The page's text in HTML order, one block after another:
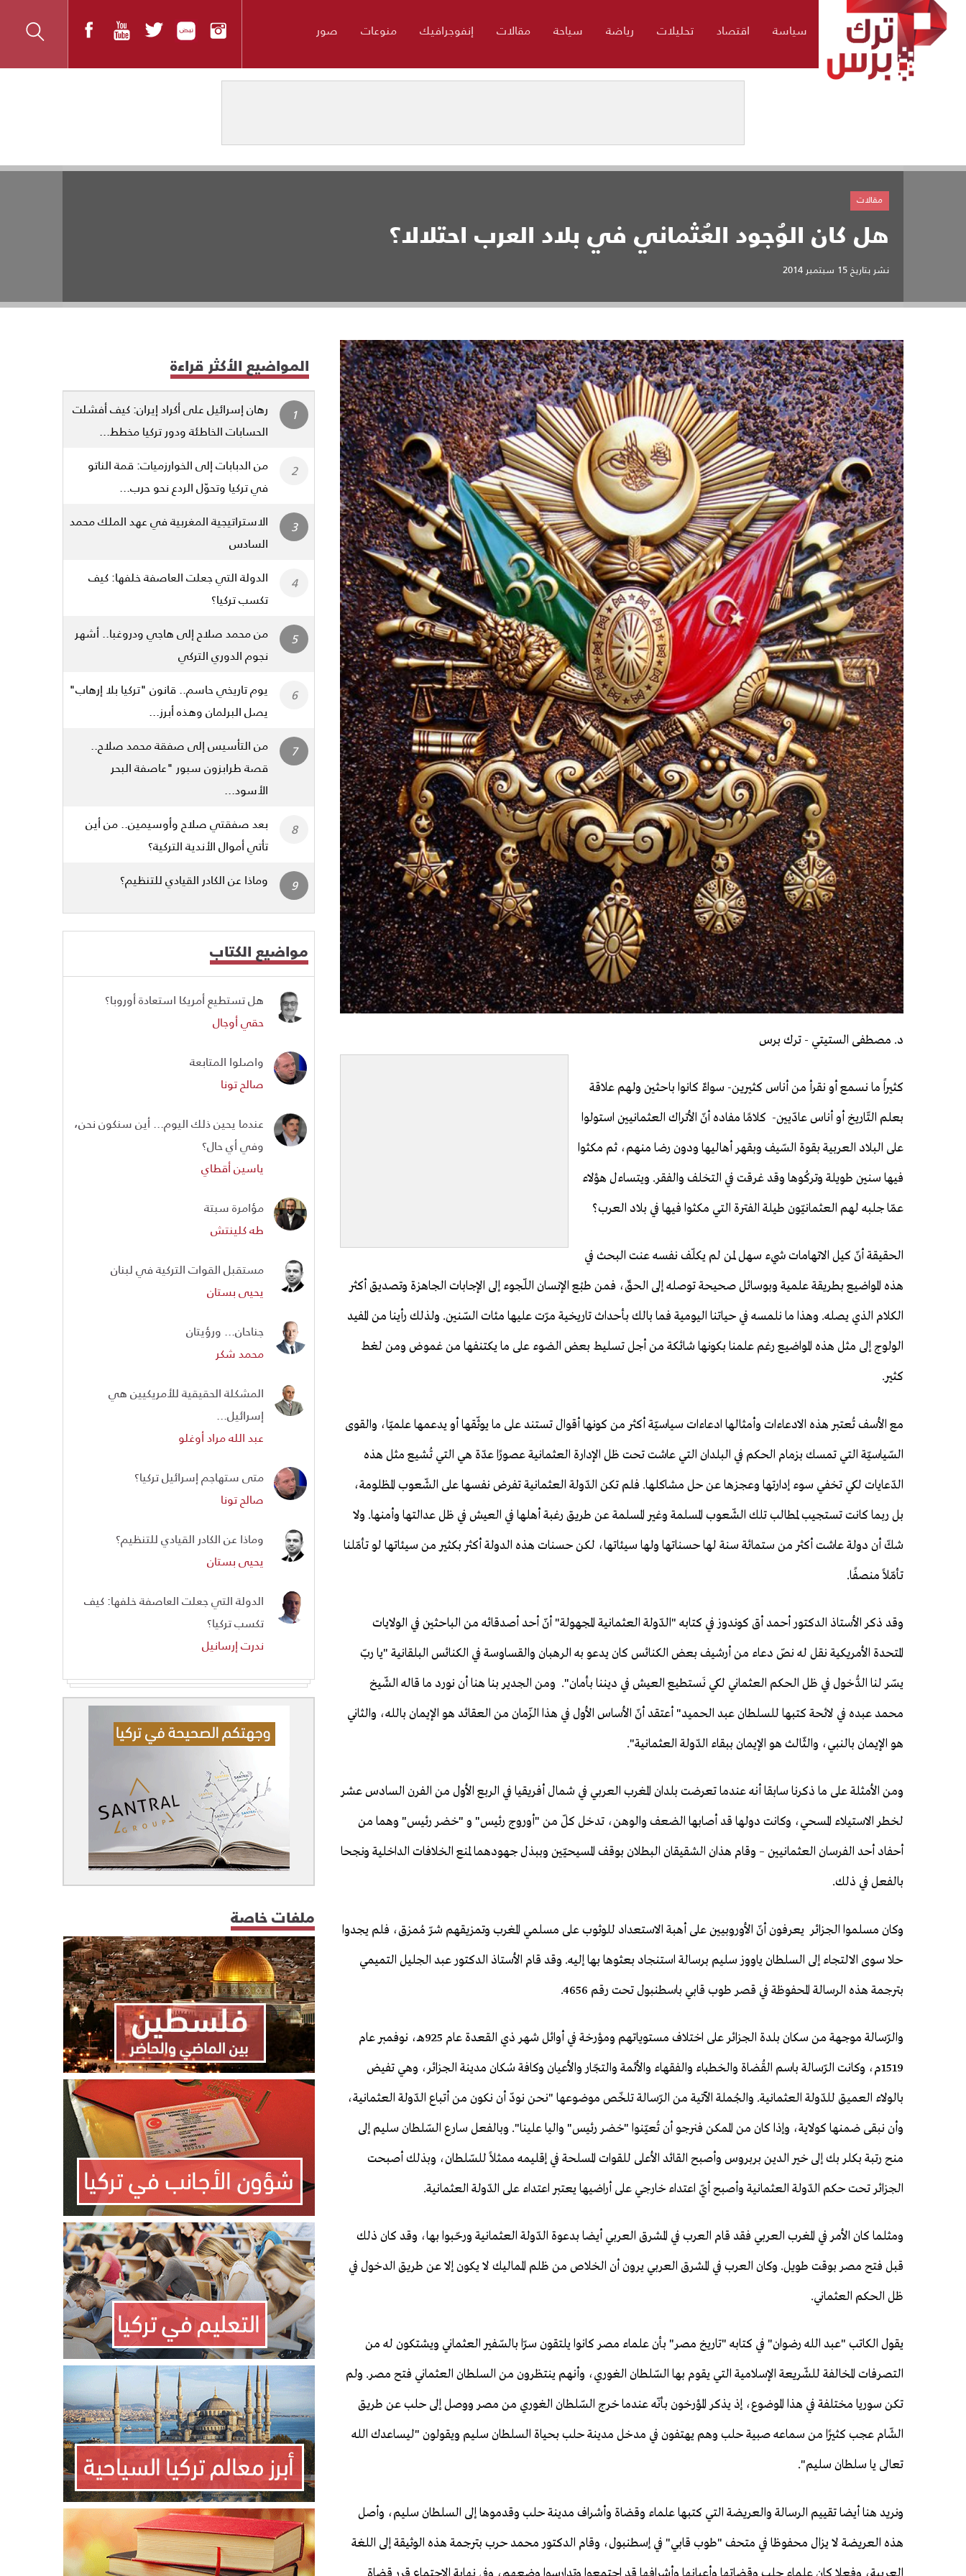
سياسة اقتصاد تحليلات رياضة سياحة مقالات إنفوجرافيك منوعات صور
هل كان الوُجود العُثماني في بلاد العرب احتلالا؟
نشر بتاريخ15 سبتمبر 2014
مقالات
د. مصطفى الستيتي - ترك برس
كثيراً ما نسمع أو نقرأ من أناس كثيرين- سواءٌ كانوا باحثين ولهم علاقة
بعلم التّاريخ أو أناس عادّيين- كلامًا مفاده أنّ الأتراك العثمانيين استولوا
على البلاد العربية بقوة السّيف وبقهر أهاليها ودون رضا منهم، ثم مكثوا
فيها سنين طويلة وتركُوها وقد غرقت في التخلف والفقر. ويتساءل هؤلاء
عمّا جلبه لهم العثمانيّون طيلة الفترة التي مكثوا فيها في بلاد العرب؟
الحقيقة أنّ كيل الاتهامات شيء سهل لمن لم يكلّف نفسه عنت البحث في
هذه المواضيع بطريقة علمية وبوسائل صحيحة توصله إلى الحقّ، فمن طبْع الإنسان اللّجوء إلى الإجابات الجاهزة وتصديق أكثر
الكلام الذي يصله. وهذا ما نلمسه في حياتنا اليومية فما بالك بأحداث تاريخية مرّت عليها مئات السّنين. ولذلك رأينا من المفيد
الولوج إلى مثل هذه المواضيع رغم علمنا بكونها شائكة من أجل تسليط بعض الضوء على ما يكتنفها من غموض ومن لغط
كثير.
مع الأسف تُعتبر هذه الادعاءات وأمثالها ادعاءات سياسيّة أكثر من كونها أقوال تستند على ما يوثّقها أو يدعمها علميّا، والقوى
السّياسيّة التي تمسك بزمام الحكم في البلدان التي عاشت تحت ظل الإدارة العثمانية عصورًا عدّة هي التي تُشيع مثل هذه
الدّعايات لكي تخفي سوء إدارتها وعجزها عن حل مشاكلها. فلم تكن الدّولة العثمانية تفرض نفسها على الشّعوب المظلومة،
بل ربما كانت تستجيب لمطالب تلك الشّعوب المسلمة وغير المسلمة عن طريق رغبة أهلها في العيش في ظل عدالتها وأمنها. ولا
شكّ أن دولة عاشت أكثر من ستمائة سنة لها حسناتها ولها سيئاتها، لكن حسنات هذه الدولة أكثر بكثير من سيئاتها لو تأمّلنا
تأمّلاً منصفًا.
وقد ذكر الأستاذ الدكتور أحمد أق كوندوز في كتابه "الدّولة العثمانية المجهولة" أنّ أحد أصدقائه من الباحثين في الولايات
المتحدة الأمريكية نقل له نصّ دعاء من أرشيف بعض الكنائس كان يدعو به الرهبان والقساوسة في الكنائس البلقانية "يا ربّ
يسّر لنا الدُّخول في ظل الحكم العثماني لكي نَستطيع العيش في ديننا بأمان". ومن الجدير بنا هنا أن نورد ما قاله الشّيخ
محمد عبده في لائحة كتبها للسلطان عبد الحميد" أعتقد أنّ الأساس الأول في هذا الزّمان من العقائد هو الإيمان بالله، والثاني
هو الإيمان بالنبي، والثّالث هو الإيمان ببقاء الدّولة العثمانية".
ومن الأمثلة على ما ذكرنا سابقا أنه عندما تعرضت بلدان المغرب العربي في شمال أفريقيا في الربع الأول من الفرن السادس عشر
لخطر الاستيلاء المسحي، وكانت دولها قد أصابها الضعف والوهن، تدخل كلّ من "أوروج رئيس" و "خضر رئيس" وهما من
أحفاد أحد الفرسان العثمانيين – وقام هذان الشقيقان البطلان بوقف المسيحيّين وببذل جهودهما لمنع الخلافات الداخلية ونجحا
بالفعل في ذلك.
وكان مسلموا الجزائر يعرفون أنّ الأوروبيين على أهبة الاستعداد للوثوب على مسلمي المغرب وتمزيقهم شرّ مُمزق، فلم يجدوا
حلا سوى الالتجاء إلى السلطان ياووز سليم برسالة استنجاد بعثوها بها إليه. وقد قام الأستاذ الدكتور عبد الجليل التميمي
بترجمة هذه الرسالة المحفوظة في قصر طوب قابي باسطنبول تحت رقم 4656.
والرّسالة موجهة من سكان بلدة الجزائر على اختلاف مستوياتهم ومؤرخة في أوائل شهر ذي القعدة عام 925هـ، نوفمبر عام
1519م، وكانت الرّسالة باسم القُضاة والخطباء والفقهاء والأئمة والتجّار والأعيان وكافة سُكان مدينة الجزائر، وهي تفيض
بالولاء العميق للدّولة العثمانية. والجُملة الآتية من الرّسالة تلخّص موضوعها "نحن نودّ أن نكون من أتباع الدّولة العثمانية،
وأن نبقى ضمنها كولاية، وإذا كان من الممكن فنرجو أن تُعيّنوا "خضر رئيس" واليا علينا". وبالفعل سارع السّلطان سليم إلى
منح رتبة بكلر بك إلى خير الدين بربروس وأصبح القائد الأعلى للقوات المسلحة في إقليمه ممثلاً للسّلطان، وبذلك أصبحت
الجزائر تحت حكم الدّولة العثمانية وأصبح أيّ اعتداء خارجي على أراضيها يعتبر اعتداء على الدّولة العثمانية.
ومثلما كان الأمر في المغرب العربي فقد قام العرب في المشرق العربي أيضا بدعوة الدّولة العثمانية ورحّبوا بها، وقد كان ذلك
قبل فتح مصر بوقت طويل. وكان العرب في المشرق العربي يرون أن الخلاص من ظلم المماليك لا يكون إلا عن طريق الدخول في
ظل الحكم العثماني.
يقول الكاتب "عبد الله رضوان" في كتابه "تاريخ مصر" بأن علماء مصر كانوا يلتقون سرّا بالسّفير العثماني ويشتكون له من
التصرفات المخالفة للشّريعة الإسلامية التي يقوم بها السّلطان الغوري، وأنهم ينتظرون من السلطان العثماني فتح مصر. ولم
تكن سوريا مختلفة في هذا الموضوع، إذ يذكر المؤرخون بأنّه عندما خرج السّلطان الغوري من مصر ووصل إلى حلب عن طريق
الشّام عجب كثيرًا من سماعه صبية حلب وهم يهتفون في مدخل مدينة حلب بحياة السلطان سليم ويقولون "ليساعدك الله
تعالى يا سلطان سليم".
ونريد هنا أيضا تقييم الرسالة والعريضة التي كتبها علماء وقضاة وأشراف مدينة حلب وقدموها إلى السلطان سليم، وأصل
هذه العريضة لا يزال محفوظا في متحف "طوب قابي" في إسطنبول، وقام الدكتور محمد حرب بترجمة هذه الوثيقة إلى اللغة
المواضيع الأكثر قراءة
رهان إسرائيل على أكراد إيران: كيف أفشلت
الحسابات الخاطئة ودور تركيا مخطط...
من الدبابات إلى الخوارزميات: قمة الناتو
في تركيا وتحوّل الردع نحو حرب...
الاستراتيجية المغربية في عهد الملك محمد
السادس
الدولة التي جعلت العاصفة خلفها: كيف
تكسب تركيا؟
من محمد صلاح إلى هاجي ودروغبا.. أشهر
نجوم الدوري التركي
يوم تاريخي حاسم.. قانون "تركيا بلا إرهاب"
يصل البرلمان وهذه أبرز...
من التأسيس إلى صفقة محمد صلاح..
قصة طرابزون سبور "عاصفة البحر
الأسود...
بعد صفقتي صلاح وأوسيمين.. من أين
تأتي أموال الأندية التركية؟
وماذا عن الكادر القيادي للتنظيم؟
مواضيع الكتاب
هل تستطيع أمريكا استعادة أوروبا؟
حقي أوجال
واصلوا المتابعة
صالح تونا
عندما يحين ذلك اليوم... أين سنكون نحن،
وفي أي حال؟
ياسين أقطاي
مؤامرة سبتة
طه كلينتش
مستقبل القوات التركية في لبنان
يحيى بستان
جناحان... ورؤيتان
محمد شكر
المشكلة الحقيقية للأمريكيين هي
إسرائيل...
عبد الله مراد أوغلو
متى ستهاجم إسرائيل تركيا؟
صالح تونا
وماذا عن الكادر القيادي للتنظيم؟
يحيى بستان
الدولة التي جعلت العاصفة خلفها: كيف
تكسب تركيا؟
ندرت إرسانيل
ملفات خاصة